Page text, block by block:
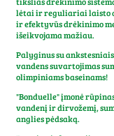
lėtai ir reguliariai laisto
ir efektyvūs drėkinimo
išeikvojama mažiau.
Palyginus su
vandens suvartojimas
olimpiniams baseinams!
"Bonduelle" įmonė
vandenį ir dirvožemį,
anglies pėdsaką.